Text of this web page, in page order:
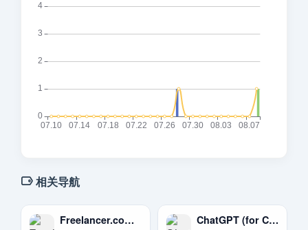
相关导航
Freelancer.com 老牌综合自由职业市场 ChatGPT (for Code) – AI编程对话的王者